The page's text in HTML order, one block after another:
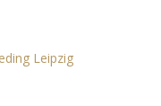
Leipzig